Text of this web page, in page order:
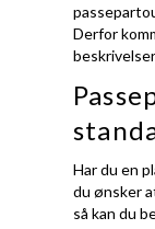
Derfor
Har du en
du ønsker
så kan du